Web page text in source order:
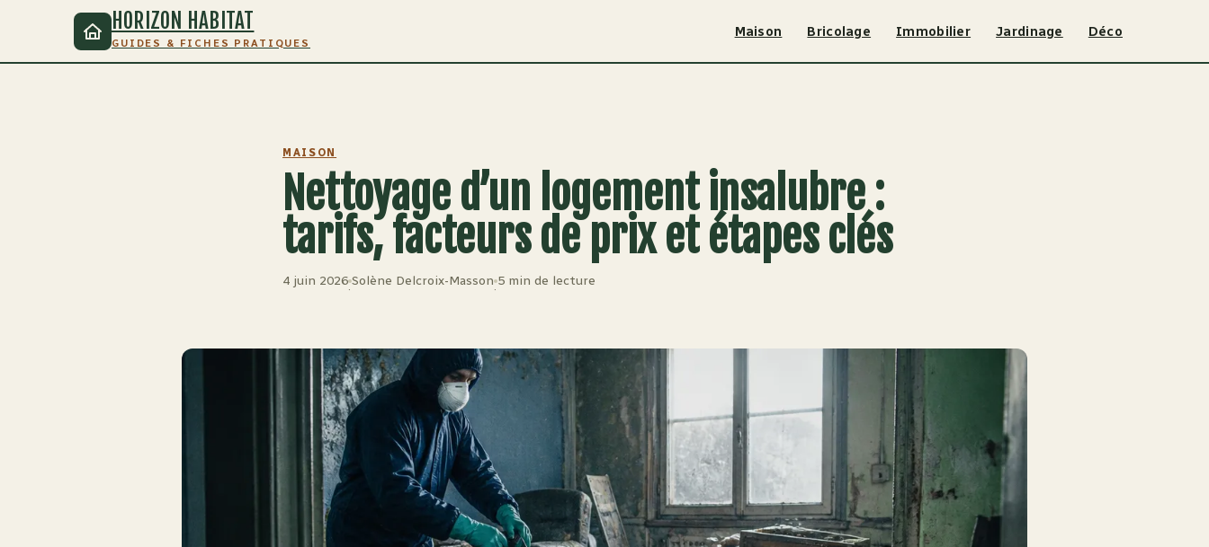
HORIZON HABITAT
GUIDES & FICHES PRATIQUES
Maison Bricolage Immobilier Jardinage Déco
MAISON
Nettoyage d’un logement insalubre :
tarifs, facteurs de prix et étapes clés
4 juin 2026
·
Solène Delcroix-Masson
·
5 min de lecture